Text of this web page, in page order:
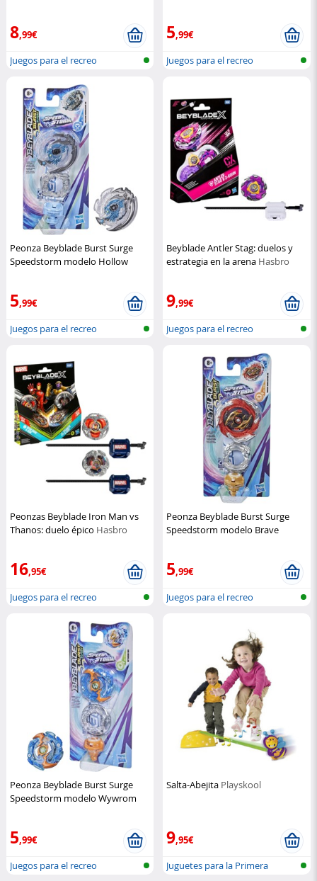
8,99€
Juegos para el recreo
5,99€
Juegos para el recreo
Peonza Beyblade Burst Surge
Speedstorm modelo Hollow
5,99€
Juegos para el recreo
Beyblade Antler Stag: duelos y
estrategia en la arena Hasbro
9,99€
Juegos para el recreo
Peonzas Beyblade Iron Man vs
Thanos: duelo épico Hasbro
16,95€
Juegos para el recreo
Peonza Beyblade Burst Surge
Speedstorm modelo Brave
5,99€
Juegos para el recreo
Peonza Beyblade Burst Surge
Speedstorm modelo Wywrom
5,99€
Juegos para el recreo
Salta-Abejita Playskool
9,95€
Juguetes para la Primera